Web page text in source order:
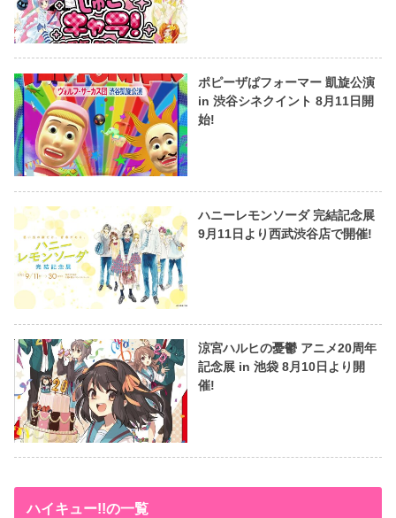
ポピーザぱフォーマー 凱旋公演
in 渋谷シネクイント 8月11日開
始!
ハニーレモンソーダ 完結記念展
9月11日より西武渋谷店で開催!
涼宮ハルヒの憂鬱 アニメ20周年
記念展 in 池袋 8月10日より開
催!
ハイキュー!!の一覧